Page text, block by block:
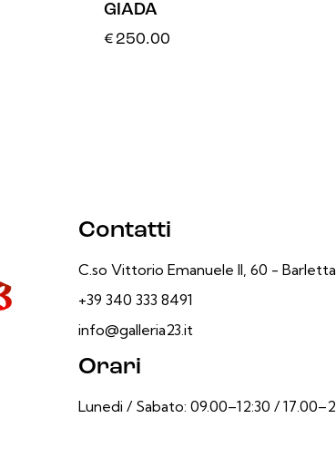
GIADA
€ 250.00
Contatti
C.so Vittorio Emanuele II, 60 - Barletta
+39 340 333 8491
info@galleria23.it
Orari
Lunedi / Sabato: 09.00–12:30 /